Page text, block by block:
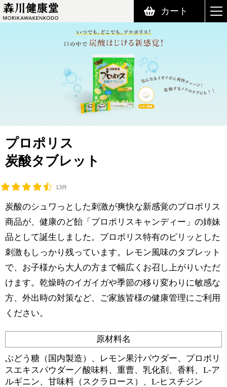
森川健康堂 MORIKAWAKENKODO
カート
プロポリス
炭酸タブレット
13件
炭酸のシュワっとした刺激が爽快な新感覚のプロポリス
商品が、健康のど飴「プロポリスキャンディー」の姉妹
品として誕生しました。プロポリス特有のピリッとした
刺激もしっかり残っています。レモン風味のタブレット
で、お子様から大人の方まで幅広くお召し上がりいただ
けます。乾燥時のイガイガや季節の移り変わりに敏感な
方、外出時の対策など、ご家族皆様の健康管理にご利用
ください。
原材料名
ぶどう糖（国内製造）、レモン果汁パウダー、プロポリ
スエキスパウダー／酸味料、重曹、乳化剤、香料、L-ア
ルギニン、甘味料（スクラロース）、L-ヒスチジン